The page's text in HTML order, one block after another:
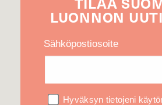
LUONNON
Sähköpostiosoite
Hyväksyn tietojeni